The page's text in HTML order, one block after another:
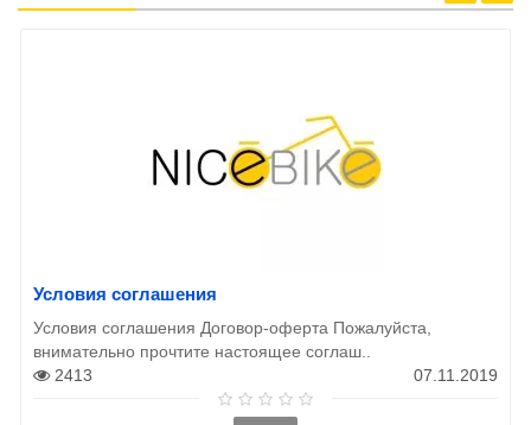
Условия соглашения
Условия соглашения Договор-оферта Пожалуйста,
внимательно прочтите настоящее соглаш..
2413
07.11.2019